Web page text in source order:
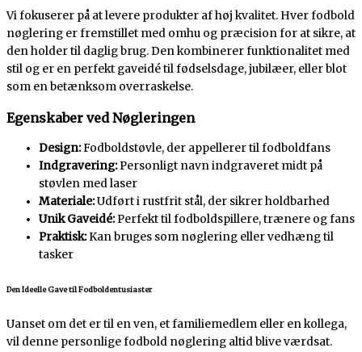
Vi fokuserer på at levere produkter af høj kvalitet. Hver fodbold
nøglering er fremstillet med omhu og præcision for at sikre, at
den holder til daglig brug. Den kombinerer funktionalitet med
stil og er en perfekt gaveidé til fødselsdage, jubilæer, eller blot
som en betænksom overraskelse.
Egenskaber ved Nøgleringen
Design:Fodboldstøvle, der appellerer til fodboldfans
Indgravering: Personligt navn indgraveret midt på
støvlen med laser
Materiale:Udført i rustfrit stål, der sikrer holdbarhed
Unik Gaveidé: Perfekt til fodboldspillere, trænere og fans
Praktisk:Kan bruges som nøglering eller vedhæng til
tasker
Den Ideelle Gave til Fodboldentusiaster
Uanset om det er til en ven, et familiemedlem eller en kollega,
vil denne personlige fodbold nøglering altid blive værdsat.